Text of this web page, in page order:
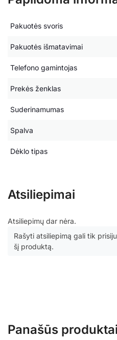
Pakuotės svoris
Pakuotės išmatavimai
Telefono gamintojas
Prekės ženklas
Suderinamumas
Spalva
Dėklo tipas
Atsiliepimai
Atsiliepimų dar nėra.
Rašyti atsiliepimą gali tik
šį produktą.
Panašūs produktai